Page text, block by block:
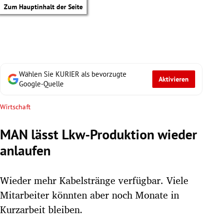
Zum Hauptinhalt der Seite
Untermenü
Wählen Sie KURIER als bevorzugte
Google-Quelle
Aktivieren
Wirtschaft
MAN lässt Lkw-Produktion wieder
anlaufen
Wieder mehr Kabelstränge verfügbar. Viele
Mitarbeiter könnten aber noch Monate in
Kurzarbeit bleiben.